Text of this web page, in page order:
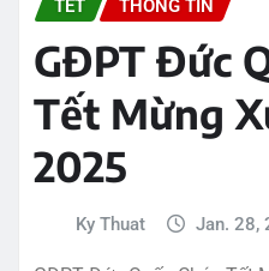
TẾT THÔNG TIN
GĐPT Đức
Tết Mừng
2025
Ky Thuat Jan. 28,